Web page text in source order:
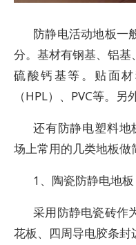
防静电活动地板一
分。基材有钢基、铝基
硫酸钙基等。贴面
（HPL）、PVC等。另
还有防静电塑料地
场上常用的几类地板做
1、陶瓷防静电地板
采用防静电瓷砖作
花板、四周导电胶条